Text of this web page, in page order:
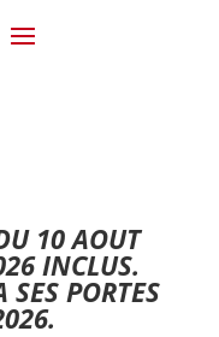
10 AOUT
INCLUS.
SES PORTES